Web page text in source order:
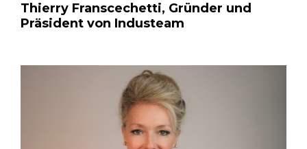
Thierry Franscechetti, Gründer und
Präsident von Industeam